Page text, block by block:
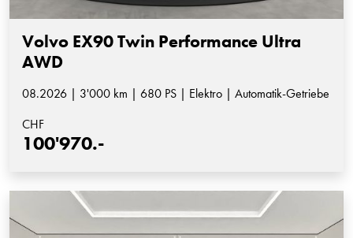
Volvo EX90 Twin Performance Ultra
AWD
08.2026 | 3'000 km | 680 PS | Elektro | Automatik-Getriebe
CHF
100'970.-